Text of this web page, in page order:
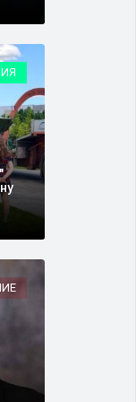
В России
по 10 тысяч